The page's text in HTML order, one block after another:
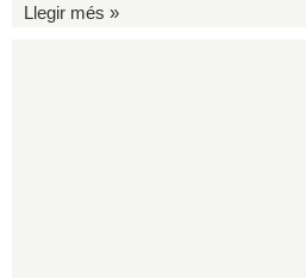
Llegir més »